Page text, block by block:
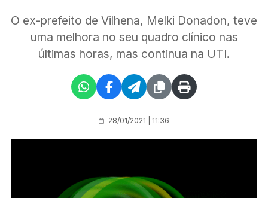
O ex-prefeito de Vilhena, Melki Donadon, teve
uma melhora no seu quadro clínico nas
últimas horas, mas continua na UTI.
28/01/2021 | 11:36